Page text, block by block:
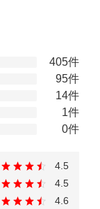
405件
95件
14件
1件
0件
4.5
4.5
4.6